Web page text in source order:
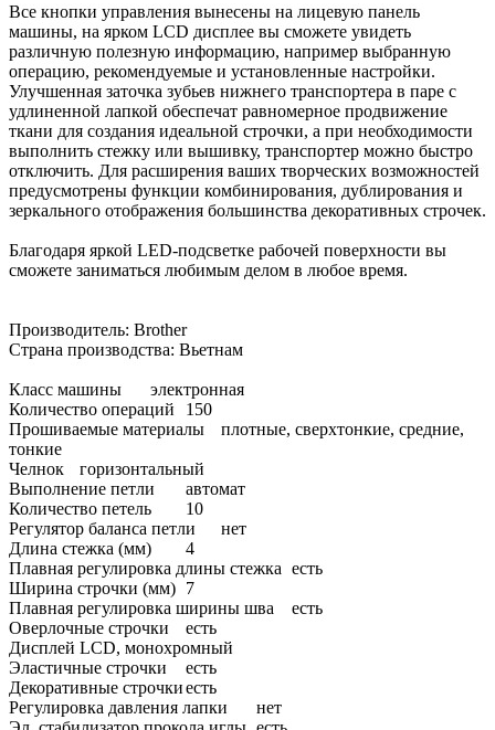
Все кнопки управления вынесены на лицевую панель
машины, на ярком LCD дисплее вы сможете увидеть
различную полезную информацию, например выбранную
операцию, рекомендуемые и установленные настройки.
Улучшенная заточка зубьев нижнего транспортера в паре с
удлиненной лапкой обеспечат равномерное продвижение
ткани для создания идеальной строчки, а при необходимости
выполнить стежку или вышивку, транспортер можно быстро
отключить. Для расширения ваших творческих возможностей
предусмотрены функции комбинирования, дублирования и
зеркального отображения большинства декоративных строчек.
Благодаря яркой LED-подсветке рабочей поверхности вы
сможете заниматься любимым делом в любое время.
Производитель: Brother
Страна производства: Вьетнам
Класс машины
электронная
Количество операций
150
Прошиваемые материалы
плотные, сверхтонкие, средние,
тонкие
Челнок
горизонтальный
Выполнение петли
автомат
Количество петель
10
Регулятор баланса петли
нет
Длина стежка (мм)
4
Плавная регулировка длины стежка есть
Ширина строчки (мм) 7
Плавная регулировка ширины шва
есть
Оверлочные строчки
есть
Дисплей LCD, монохромный
Эластичные строчки
есть
Декоративные строчкиесть
Регулировка давления лапки
нет